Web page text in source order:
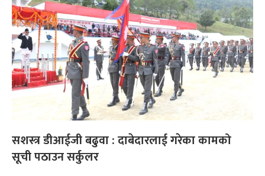
सशस्त्र डीआईजी बढुवा : दाबेदारलाई गरेका कामको
सूची पठाउन सर्कुलर